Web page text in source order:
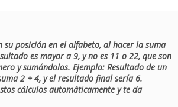
posición en el alfabeto, al hacer la suma
es mayor a 9, y no es 11 o 22, que son
y sumándolos. Ejemplo: Resultado de un
2 + 4, y el resultado final sería 6.
cálculos automáticamente y te da